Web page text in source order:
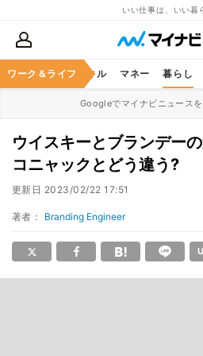
いい仕事は、いい暮
ワーク＆ライフ
ア ビジネススキル マネー 暮らし
Googleでマイナビニュース
ウイスキーとブランデー
コニャックとどう違う?
更新日 2023/02/22 17:51
著者： Branding Engineer